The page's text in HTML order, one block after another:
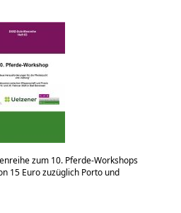
zum 10. Pferde-Workshops
15 Euro zuzüglich Porto und